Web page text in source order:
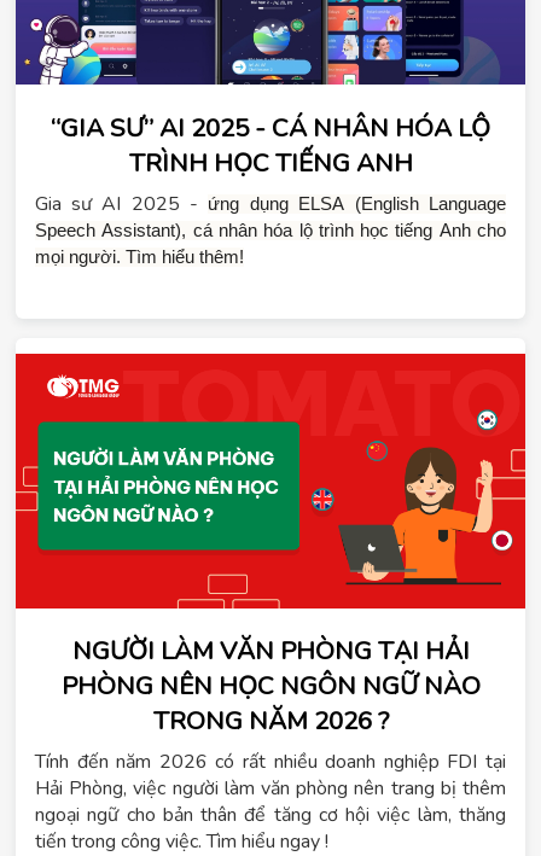
“GIA SƯ” AI 2025 - CÁ NHÂN HÓA LỘ
TRÌNH HỌC TIẾNG ANH
Gia sư AI 2025 -
ứng dụng ELSA (English Language
Speech Assistant), cá nhân hóa lộ trình học tiếng Anh cho
mọi người. Tìm hiểu thêm!
NGƯỜI LÀM VĂN PHÒNG TẠI HẢI
PHÒNG NÊN HỌC NGÔN NGỮ NÀO
TRONG NĂM 2026 ?
Tính đến năm 2026 có rất nhiều doanh nghiệp FDI tại
Hải Phòng, việc người làm văn phòng nên trang bị thêm
ngoại ngữ cho bản thân để tăng cơ hội việc làm, thăng
tiến trong công việc. Tìm hiểu ngay !